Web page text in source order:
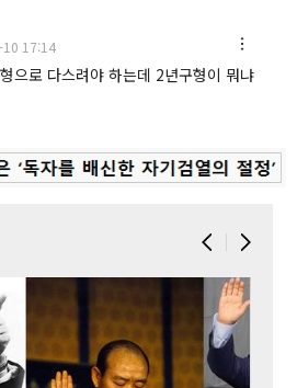
17:14
으로 다스려야 하는데 2년구형이 뭐냐